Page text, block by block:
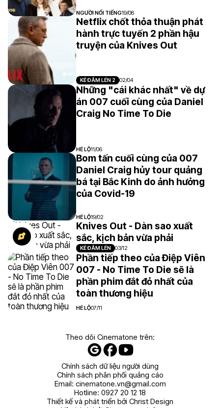
NGƯỜI NỔI TIẾNG19/08
Netflix chốt thỏa thuận phát
hành trực tuyến 2 phần hậu
truyện của Knives Out
KẺ ĐÂM LÉN 2 02/04
Những "cái khác nhất" về dự
án 007 cuối cùng của Daniel
Craig No Time To Die
HÉ LỘ11/06
Bom tấn cuối cùng của 007
Daniel Craig hủy tour quảng
bá tại Bắc Kinh do ảnh hưởng
của Covid-19
HÉ LỘ19/02
Knives Out - Dàn sao xuất
sắc, kịch bản vừa phải
KẺ ĐÂM LÉN 03/12
Phần tiếp theo của Điệp Viên
007 - No Time To Die sẽ là
phần phim đắt đỏ nhất của
toàn thương hiệu
HÉ LỘ07/11
Theo dõi Cinematone trên:
Chính sách dữ liệu người dùng
Chính sách phân phối quảng cáo
Email: cinematone.vn@gmail.com
Hotline: 0927 20 12 18
Thiết kế và phát triển bởi Christ Design